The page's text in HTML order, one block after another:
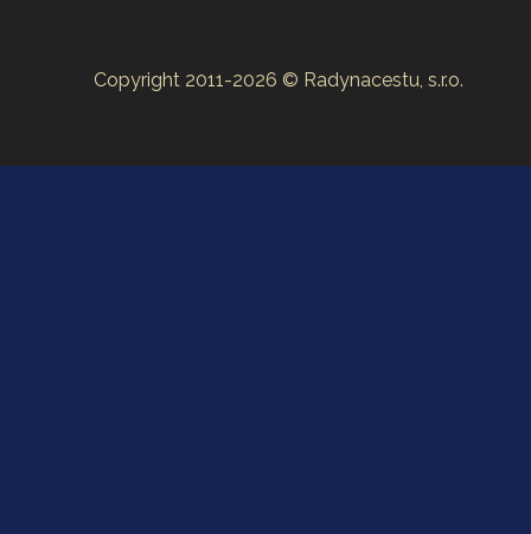
Copyright 2011-2026 © Radynacestu, s.r.o.